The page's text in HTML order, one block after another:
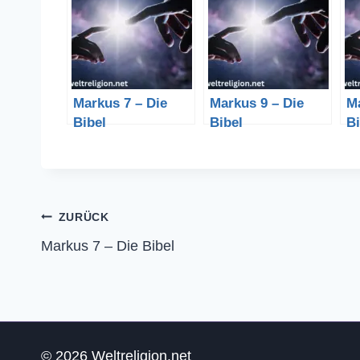
Markus 7 – Die
Bibel
Markus 9 – Die
Bibel
Beitragsnavigation
ZURÜCK
Markus 7 – Die Bibel
© 2026 Weltreligion.net